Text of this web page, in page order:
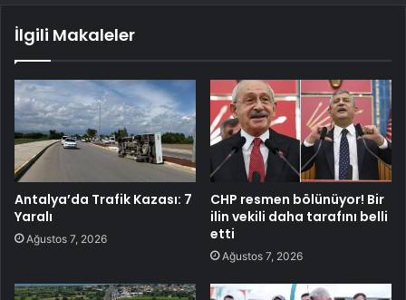
İlgili Makaleler
Antalya’da Trafik Kazası: 7
Yaralı
Ağustos 7, 2026
CHP resmen bölünüyor! Bir
ilin vekili daha tarafını belli
etti
Ağustos 7, 2026